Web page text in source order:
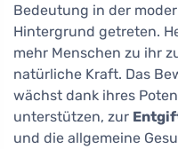
Bedeutung in der
Hintergrund getreten.
mehr Menschen zu ihr
natürliche Kraft. Das
wächst dank ihres
unterstützen, zur
und die allgemeine